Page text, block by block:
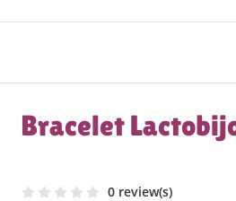
Bracelet
0 review(s)